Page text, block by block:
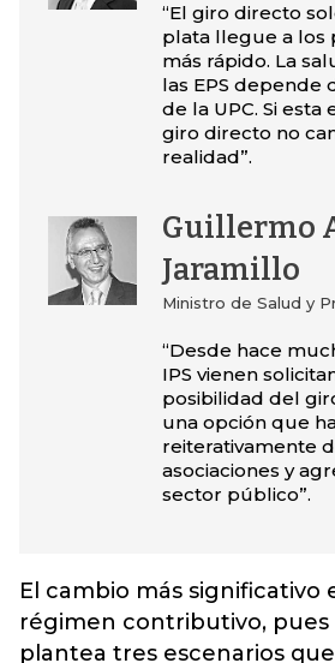
“El giro directo
plata llegue a los
más rápido. La
las EPS depende
de la UPC. Si esta
giro directo no
realidad”.
Guillermo
Jaramillo
Ministro de Salud y
“Desde hace
IPS vienen
posibilidad del
una opción que
reiterativamente
asociaciones y
sector público”.
El cambio más significativo
régimen contributivo,
plantea tres escenarios